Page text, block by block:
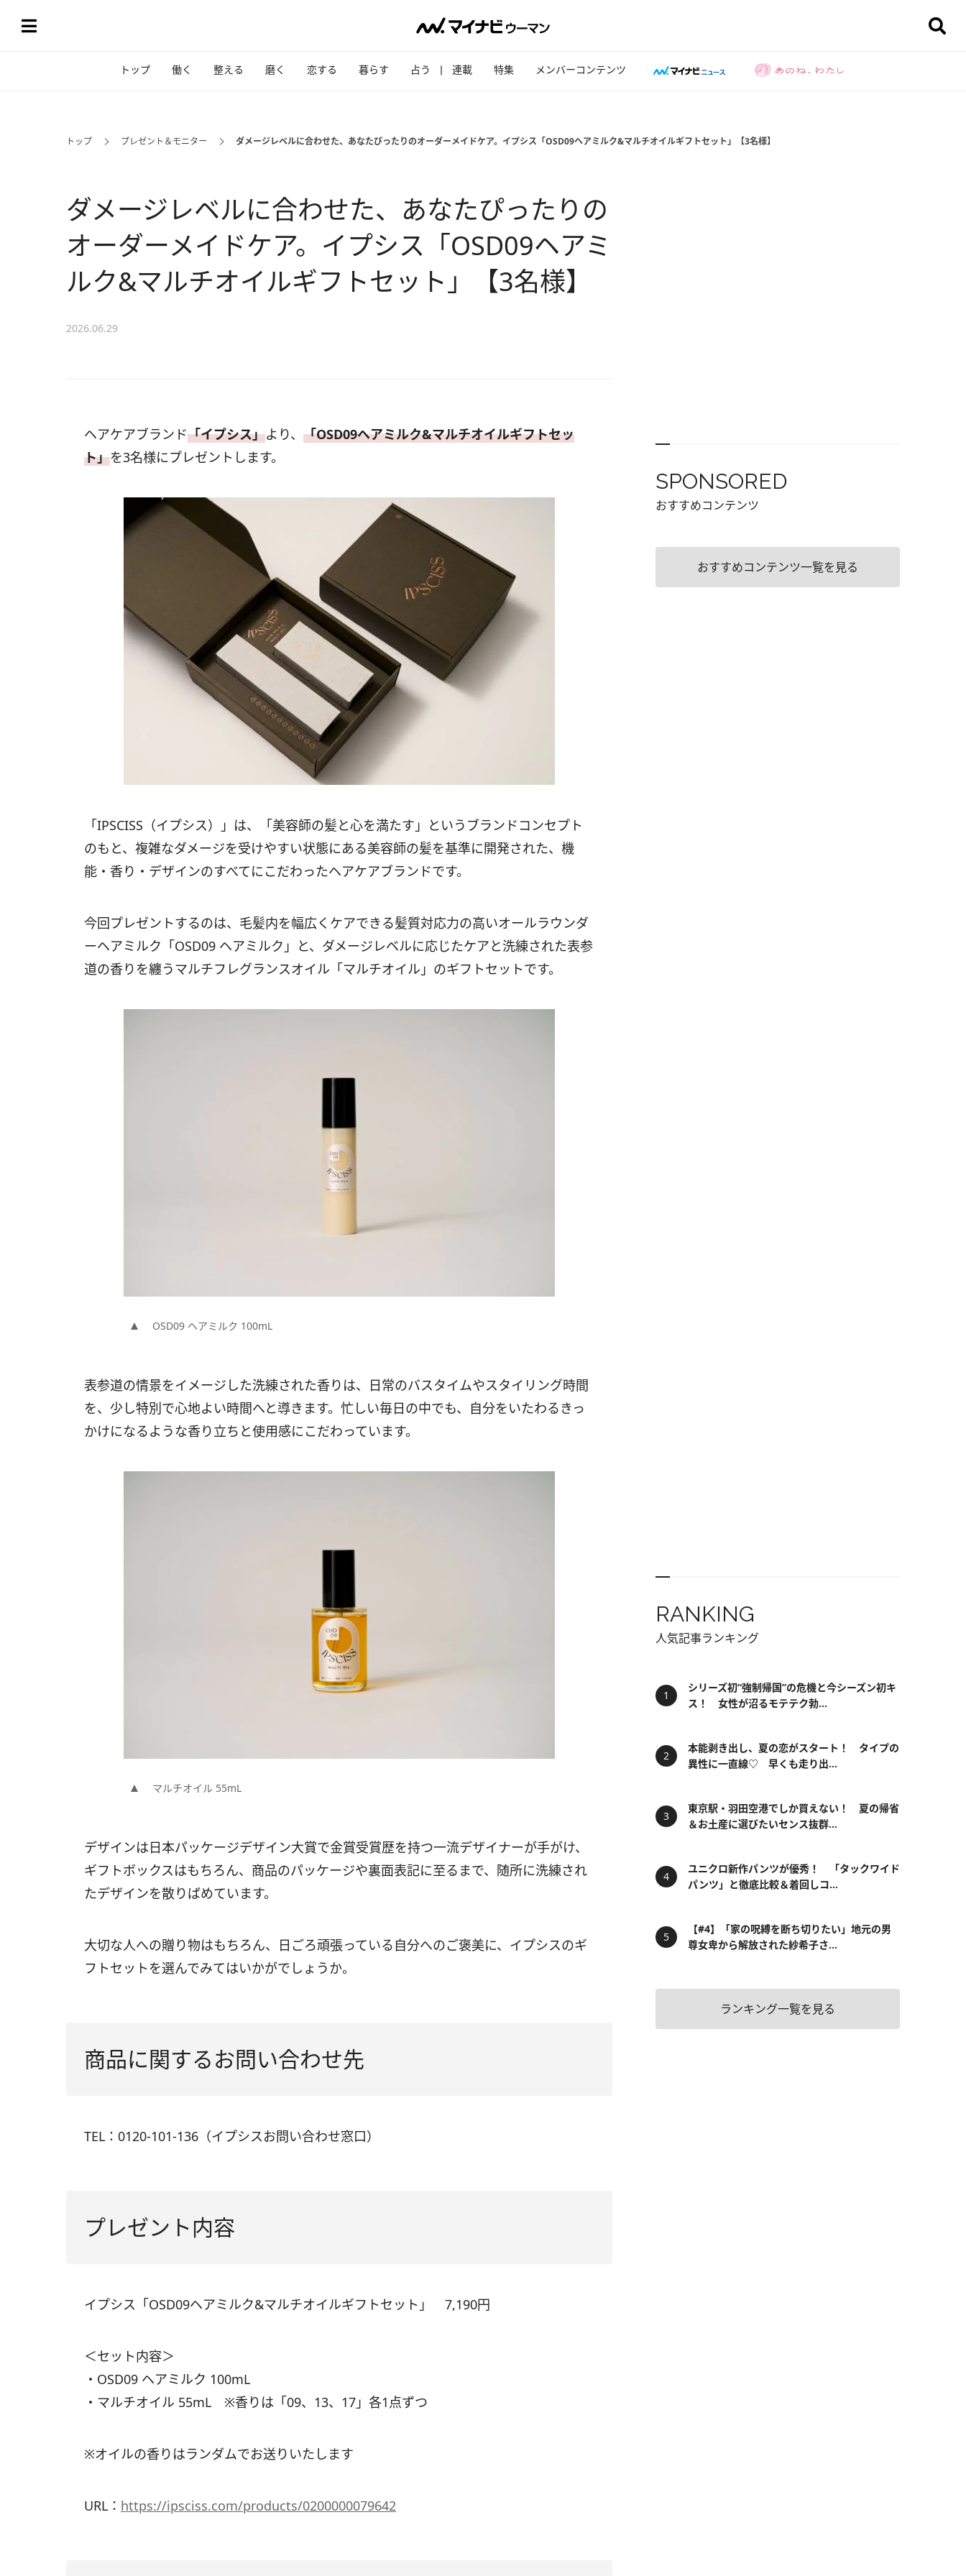
トップ 働く 整える 磨く 恋する 暮らす 占う 連載 特集 メンバーコンテンツ
トップ プレゼント＆モニター ダメージレベルに合わせた、あなたぴったりのオーダーメイドケア。イプシス「OSD09ヘアミルク&マルチオイルギフトセット」【3名様】
ダメージレベルに合わせた、あなたぴったりの
オーダーメイドケア。イプシス「OSD09ヘアミ
ルク&マルチオイルギフトセット」【3名様】
2026.06.29
ヘアケアブランド「イプシス」より、 「OSD09ヘアミルク&マルチオイルギフトセッ
ト」を3名様にプレゼントします。
「IPSCISS（イプシス）」は、「美容師の髪と心を満たす」というブランドコンセプト
のもと、複雑なダメージを受けやすい状態にある美容師の髪を基準に開発された、機
能・香り・デザインのすべてにこだわったヘアケアブランドです。
今回プレゼントするのは、毛髪内を幅広くケアできる髪質対応力の高いオールラウンダ
ーヘアミルク「OSD09 ヘアミルク」と、ダメージレベルに応じたケアと洗練された表参
道の香りを纏うマルチフレグランスオイル「マルチオイル」のギフトセットです。
OSD09 ヘアミルク 100mL
表参道の情景をイメージした洗練された香りは、日常のバスタイムやスタイリング時間
を、少し特別で心地よい時間へと導きます。忙しい毎日の中でも、自分をいたわるきっ
かけになるような香り立ちと使用感にこだわっています。
マルチオイル 55mL
デザインは日本パッケージデザイン大賞で金賞受賞歴を持つ一流デザイナーが手がけ、
ギフトボックスはもちろん、商品のパッケージや裏面表記に至るまで、随所に洗練され
たデザインを散りばめています。
大切な人への贈り物はもちろん、日ごろ頑張っている自分へのご褒美に、イプシスのギ
フトセットを選んでみてはいかがでしょうか。
商品に関するお問い合わせ先
TEL：0120-101-136（イプシスお問い合わせ窓口）
プレゼント内容
イプシス「OSD09ヘアミルク&マルチオイルギフトセット」 7,190円
＜セット内容＞
・OSD09 ヘアミルク 100mL
・マルチオイル 55mL ※香りは「09、13、17」各1点ずつ
※オイルの香りはランダムでお送りいたします
URL： https://ipsciss.com/products/0200000079642
SPONSORED
おすすめコンテンツ
おすすめコンテンツ一覧を見る
RANKING
人気記事ランキング
シリーズ初“強制帰国”の危機と今シーズン初キ
ス！ 女性が沼るモテテク勃...
本能剥き出し、夏の恋がスタート！ タイプの
異性に一直線♡ 早くも走り出...
東京駅・羽田空港でしか買えない！ 夏の帰省
＆お土産に選びたいセンス抜群...
ユニクロ新作パンツが優秀！ 「タックワイド
パンツ」と徹底比較＆着回しコ...
【#4】「家の呪縛を断ち切りたい」地元の男
尊女卑から解放された紗希子さ...
ランキング一覧を見る